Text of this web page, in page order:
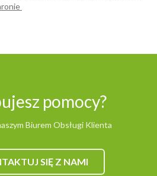
pomocy?
Biurem Obsługi Klienta
SIĘ Z NAMI